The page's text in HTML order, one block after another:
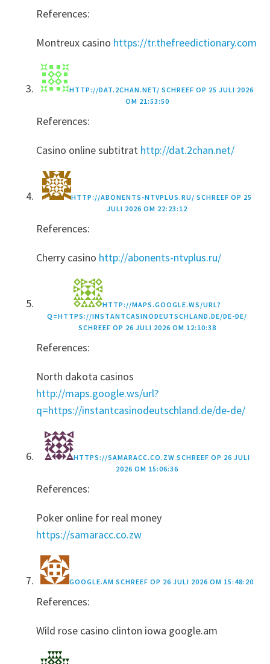
References:
Montreux casino https://tr.thefreedictionary.com
HTTP://DAT.2CHAN.NET/ SCHREEF OP 25 JULI 2026
OM 21:53:50
References:
Casino online subtitrat http://dat.2chan.net/
HTTP://ABONENTS-NTVPLUS.RU/ SCHREEF OP 25
JULI 2026 OM 22:23:12
References:
Cherry casino http://abonents-ntvplus.ru/
HTTP://MAPS.GOOGLE.WS/URL?
Q=HTTPS://INSTANTCASINODEUTSCHLAND.DE/DE-DE/
SCHREEF OP 26 JULI 2026 OM 12:10:38
References:
North dakota casinos
http://maps.google.ws/url?
q=https://instantcasinodeutschland.de/de-de/
HTTPS://SAMARACC.CO.ZW SCHREEF OP 26 JULI
2026 OM 15:06:36
References:
Poker online for real money
https://samaracc.co.zw
GOOGLE.AM SCHREEF OP 26 JULI 2026 OM 15:48:20
References:
Wild rose casino clinton iowa google.am